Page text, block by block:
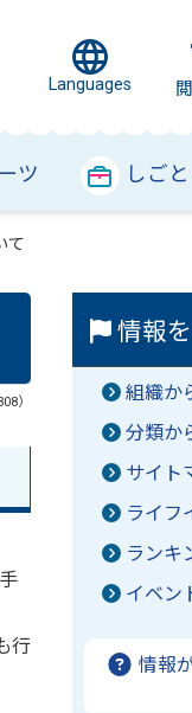
Languages
ツ しご
て
）
行
情報
組織か
分類か
サイト
ライフ
ランキ
イベン
情報